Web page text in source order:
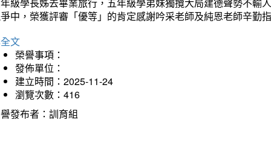
中，榮獲評審「優等」的肯定感謝吟采老師及純恩老師辛勤
文
榮譽事項：
發佈單位：
建立時間：2025-11-24
瀏覽次數：416
發布者：訓育組